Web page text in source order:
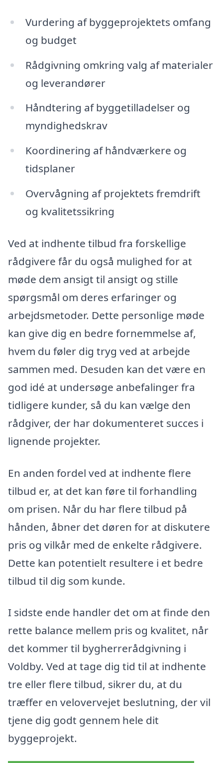
Vurdering af byggeprojektets omfang
og budget
Rådgivning omkring valg af materialer
og leverandører
Håndtering af byggetilladelser og
myndighedskrav
Koordinering af håndværkere og
tidsplaner
Overvågning af projektets fremdrift
og kvalitetssikring
Ved at indhente tilbud fra forskellige
rådgivere får du også mulighed for at
møde dem ansigt til ansigt og stille
spørgsmål om deres erfaringer og
arbejdsmetoder. Dette personlige møde
kan give dig en bedre fornemmelse af,
hvem du føler dig tryg ved at arbejde
sammen med. Desuden kan det være en
god idé at undersøge anbefalinger fra
tidligere kunder, så du kan vælge den
rådgiver, der har dokumenteret succes i
lignende projekter.
En anden fordel ved at indhente flere
tilbud er, at det kan føre til forhandling
om prisen. Når du har flere tilbud på
hånden, åbner det døren for at diskutere
pris og vilkår med de enkelte rådgivere.
Dette kan potentielt resultere i et bedre
tilbud til dig som kunde.
I sidste ende handler det om at finde den
rette balance mellem pris og kvalitet, når
det kommer til bygherrerådgivning i
Voldby. Ved at tage dig tid til at indhente
tre eller flere tilbud, sikrer du, at du
træffer en velovervejet beslutning, der vil
tjene dig godt gennem hele dit
byggeprojekt.